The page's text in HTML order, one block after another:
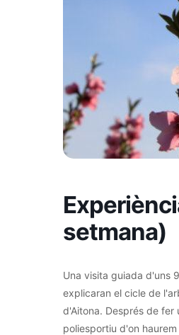
setmana)
Una visita guiada d'uns
explicaran el cicle de
d'Aitona. Després de
poliesportiu d'on